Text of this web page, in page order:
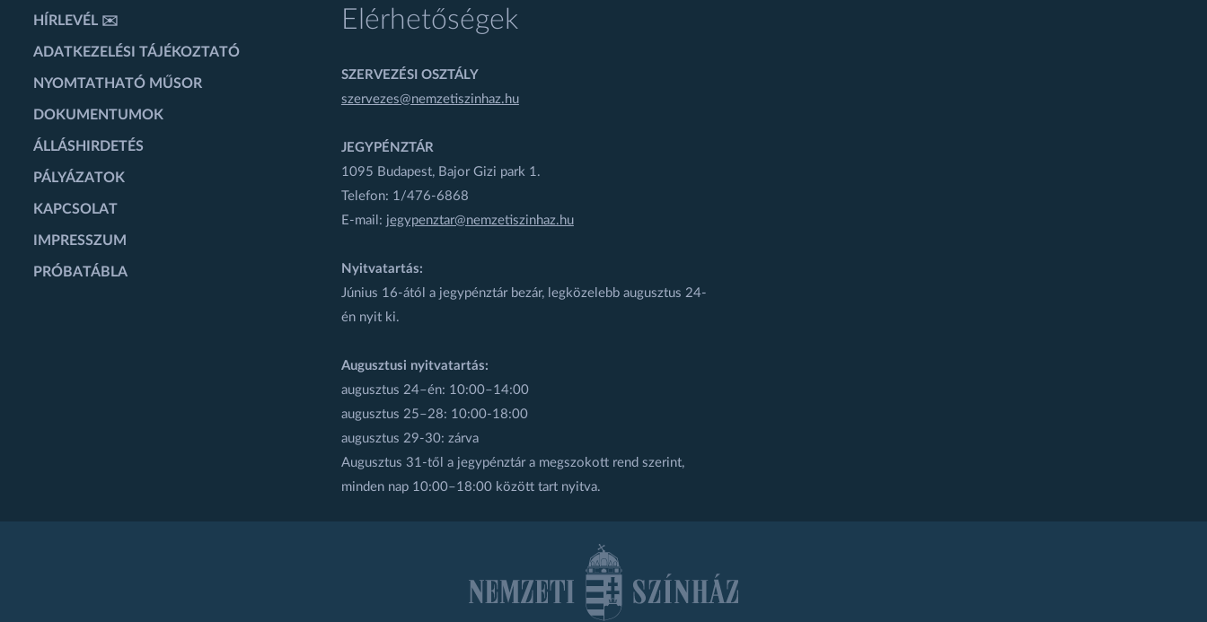
HÍRLEVÉL ✉️
ADATKEZELÉSI TÁJÉKOZTATÓ
NYOMTATHATÓ MŰSOR
DOKUMENTUMOK
ÁLLÁSHIRDETÉS
PÁLYÁZATOK
KAPCSOLAT
IMPRESSZUM
PRÓBATÁBLA
Elérhetőségek
SZERVEZÉSI OSZTÁLY
szervezes@nemzetiszinhaz.hu
JEGYPÉNZTÁR
1095 Budapest, Bajor Gizi park 1.
Telefon: 1/476-6868
E-mail: jegypenztar@nemzetiszinhaz.hu
Nyitvatartás:
Június 16-ától a jegypénztár bezár, legközelebb augusztus 24-
én nyit ki.
Augusztusi nyitvatartás:
augusztus 24–én: 10:00–14:00
augusztus 25–28: 10:00-18:00
augusztus 29-30: zárva
Augusztus 31-től a jegypénztár a megszokott rend szerint,
minden nap 10:00–18:00 között tart nyitva.